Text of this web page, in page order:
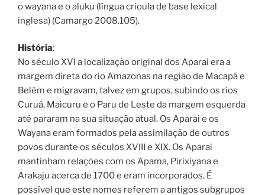
o wayana e o aluku (língua crioula de base lexical
inglesa) (Camargo 2008.105).
História:
No século XVI a localização original dos Aparai era a
margem direta do rio Amazonas na região de Macapá e
Belém e migravam, talvez em grupos, subindo os rios
Curuá, Maicuru e o Paru de Leste da margem esquerda
até pararam na sua situação atual. Os Aparai e os
Wayana eram formados pela assimilação de outros
povos durante os séculos XVIII e XIX. Os Aparai
mantinham relações com os Apama, Pirixiyana e
Arakaju acerca de 1700 e eram incorporados. É
possível que este nomes referem a antigos subgrupos